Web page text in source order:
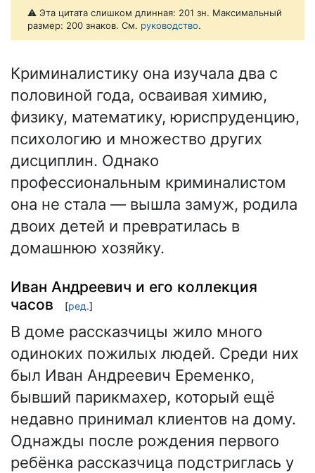
⚠️ Эта цитата слишком длинная: 201 зн. Максимальный
размер: 200 знаков. См. руководство.
Криминалистику она изучала два с
половиной года, осваивая химию,
физику, математику, юриспруденцию,
психологию и множество других
дисциплин. Однако
профессиональным криминалистом
она не стала — вышла замуж, родила
двоих детей и превратилась в
домашнюю хозяйку.
Иван Андреевич и его коллекция
часов
[ред.]
В доме рассказчицы жило много
одиноких пожилых людей. Среди них
был Иван Андреевич Еременко,
бывший парикмахер, который ещё
недавно принимал клиентов на дому.
Однажды после рождения первого
ребёнка рассказчица подстриглась у